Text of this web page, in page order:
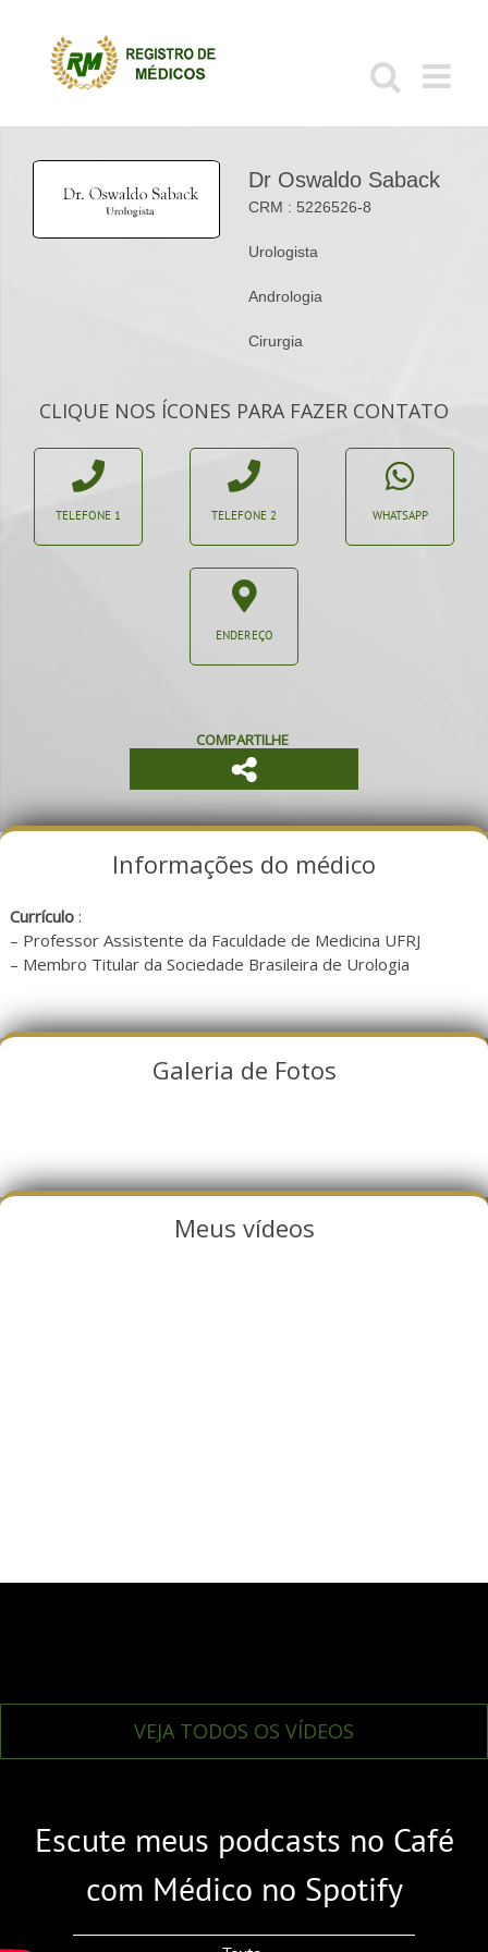
conteúdo
Dr Oswaldo Saback
CRM : 5226526-8
Urologista
Andrologia
Cirurgia
CLIQUE NOS ÍCONES PARA FAZER CONTATO
TELEFONE 1 TELEFONE 2 WHATSAPP
ENDEREÇO
COMPARTILHE
Informações do médico
Currículo:
– Professor Assistente da Faculdade de Medicina UFRJ
– Membro Titular da Sociedade Brasileira de Urologia
Galeria de Fotos
Meus vídeos
VEJA TODOS OS VÍDEOS
Escute meus podcasts no Café
com Médico no Spotify